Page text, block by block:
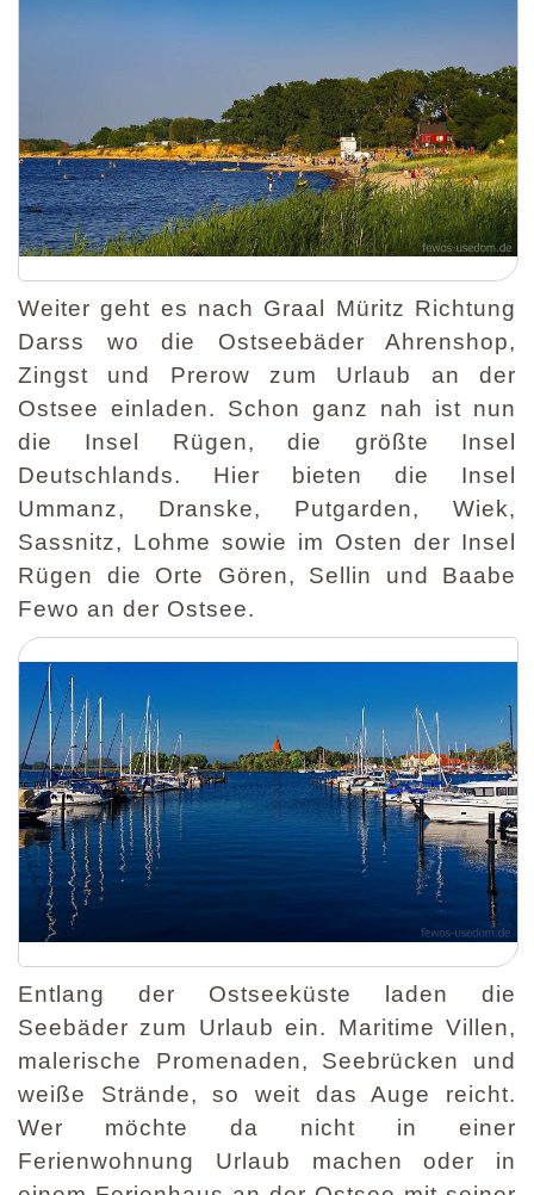
Weiter geht es nach Graal Müritz Richtung
Darss wo die Ostseebäder Ahrenshop,
Zingst und Prerow zum Urlaub an der
Ostsee einladen. Schon ganz nah ist nun
die Insel Rügen, die größte Insel
Deutschlands. Hier bieten die Insel
Ummanz, Dranske, Putgarden, Wiek,
Sassnitz, Lohme sowie im Osten der Insel
Rügen die Orte Gören, Sellin und Baabe
Fewo an der Ostsee.
Entlang der Ostseeküste laden die
Seebäder zum Urlaub ein. Maritime Villen,
malerische Promenaden, Seebrücken und
weiße Strände, so weit das Auge reicht.
Wer möchte da nicht in einer
Ferienwohnung Urlaub machen oder in